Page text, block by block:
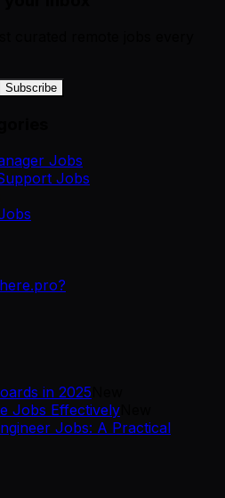
Subscribe
Jobs
Jobs
in 2025
Jobs Effectively
Jobs: A Practical